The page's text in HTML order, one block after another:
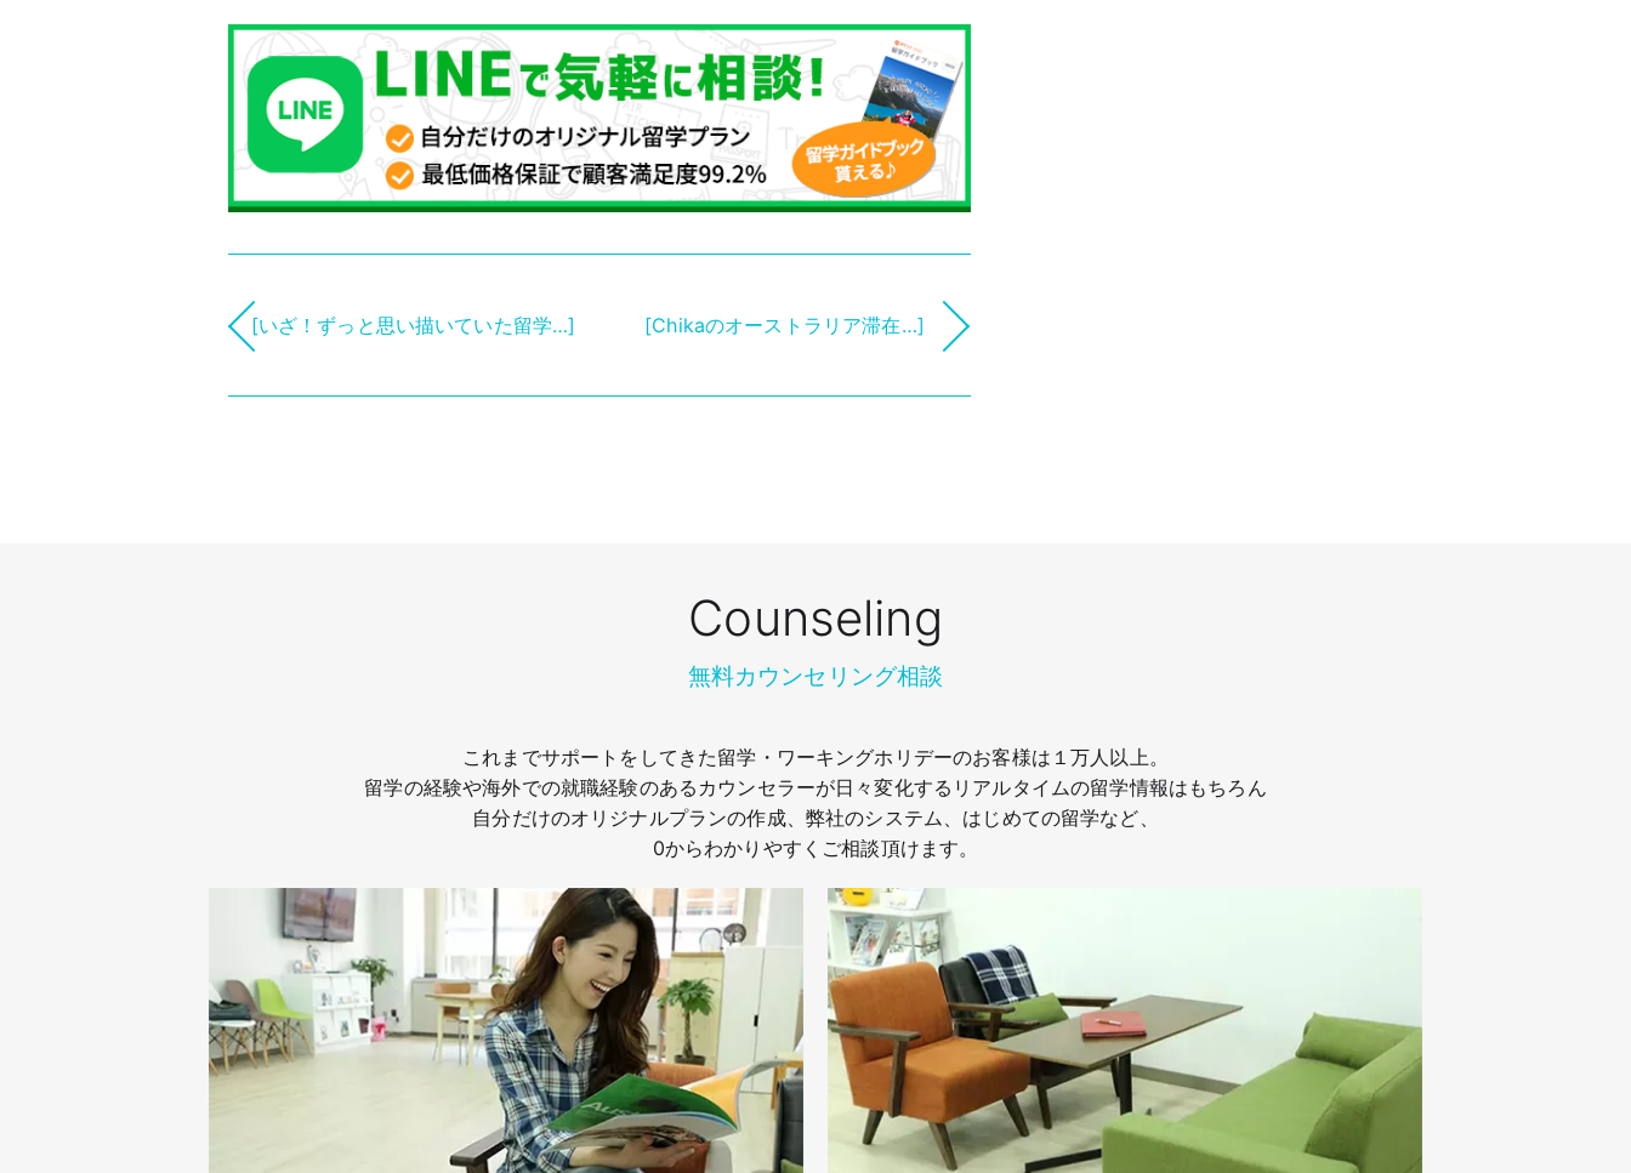
[いざ！ずっと思い描いていた留学…] [Chikaのオーストラリア滞在…]
Counseling
無料カウンセリング相談
これまでサポートをしてきた留学・ワーキングホリデーのお客様は１万人以上。
留学の経験や海外での就職経験のあるカウンセラーが日々変化するリアルタイムの留学情報はもちろん
自分だけのオリジナルプランの作成、弊社のシステム、はじめての留学など、
0からわかりやすくご相談頂けます。